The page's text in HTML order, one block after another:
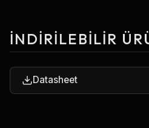
İNDIRILEBILIR
Datasheet